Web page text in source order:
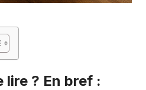
lire ? En bref :